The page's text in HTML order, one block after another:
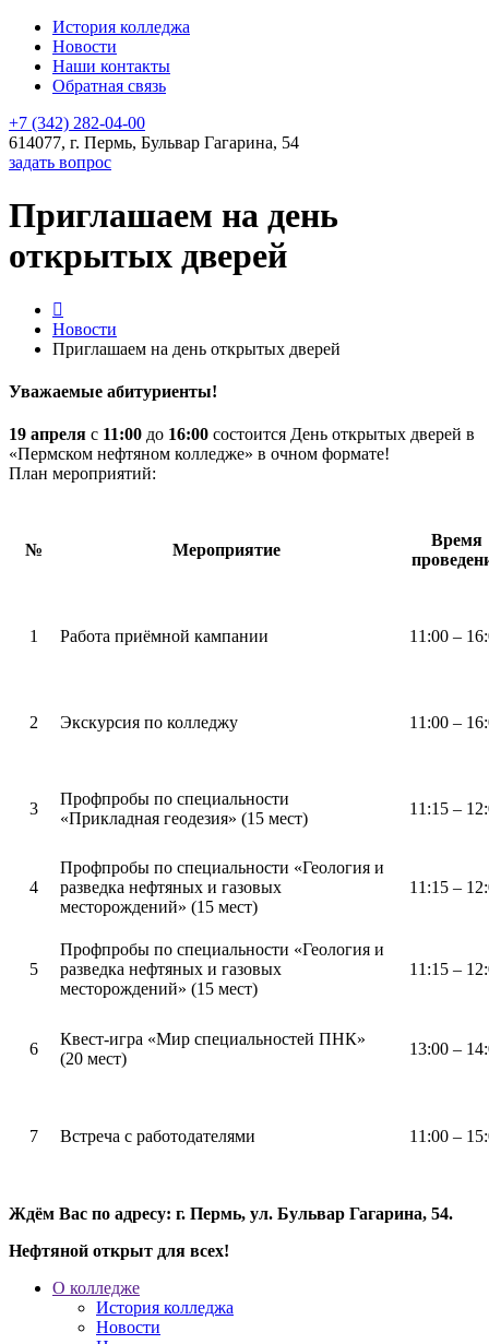
История колледжа
Новости
Наши контакты
Обратная связь
+7 (342) 282-04-00
614077, г. Пермь, Бульвар Гагарина, 54
задать вопрос
Приглашаем на день
открытых дверей
Новости
Приглашаем на день открытых дверей
Уважаемые абитуриенты!
19 апреля с 11:00 до 16:00 состоится День открытых дверей в
«Пермском нефтяном колледже» в очном формате!
План мероприятий:
№ Мероприятие
Время
1 Работа приёмной кампании 11:00 –
2 Экскурсия по колледжу 11:00 –
3
Профпробы по специальности
«Прикладная геодезия» (15 мест)
11:15 –
4
Профпробы по специальности «Геология и
разведка нефтяных и газовых
месторождений» (15 мест)
11:15 –
5
Профпробы по специальности «Геология и
разведка нефтяных и газовых
месторождений» (15 мест)
11:15 –
6
Квест-игра «Мир специальностей ПНК»
(20 мест)
13:00 –
7 Встреча с работодателями 11:00 –
Ждём Вас по адресу: г. Пермь, ул. Бульвар Гагарина, 54.
Нефтяной открыт для всех!
О колледже
История колледжа
Новости